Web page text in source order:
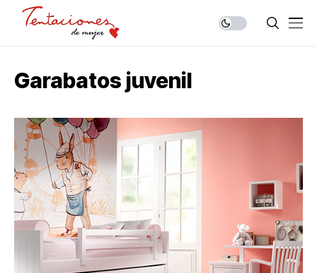
Garabatos juvenil